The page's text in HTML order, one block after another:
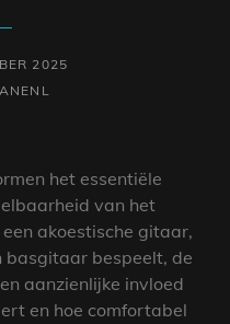
2025
het essentiële
van het
akoestische gitaar,
basgitaar bespeelt, de
aanzienlijke invloed
en hoe comfortabel